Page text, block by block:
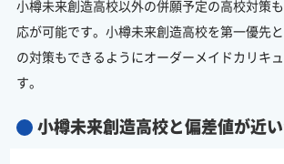
小樽未来創造高校以外の併願予定の高校対策
応が可能です。小樽未来創造高校を第一優先
の対策もできるようにオーダーメイドカリキ
す。
小樽未来創造高校と偏差値が近